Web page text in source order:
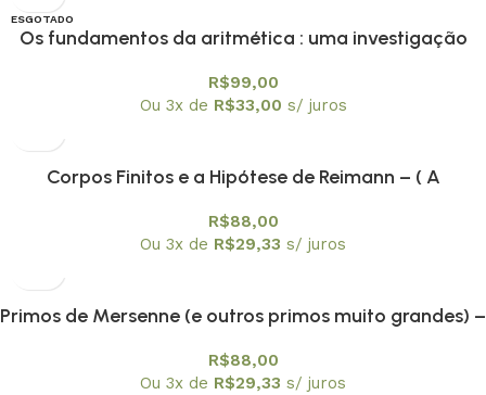
ESGOTADO
OFERTA
Os fundamentos da aritmética : uma investigação
Textuniversitários 11
R$99,00
Ou 3x de R$33,00 s/ juros
Corpos Finitos e a Hipótese de Reimann – ( A
R$88,00
Ou 3x de R$29,33 s/ juros
Primos de Mersenne (e outros primos muito grandes) –
R$88,00
Ou 3x de R$29,33 s/ juros